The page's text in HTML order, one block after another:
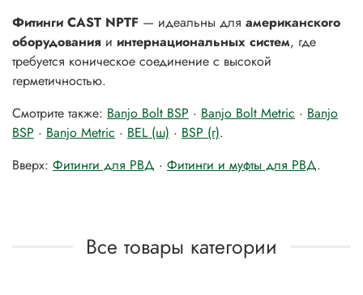
Фитинги CAST NPTF — идеальны для американского
оборудования и интернациональных систем, где
требуется коническое соединение с высокой
герметичностью.
Смотрите также: Banjo Bolt BSP · Banjo Bolt Metric · Banjo
BSP · Banjo Metric · BEL (ш) · BSP (г).
Вверх: Фитинги для РВД · Фитинги и муфты для РВД.
Все товары категории